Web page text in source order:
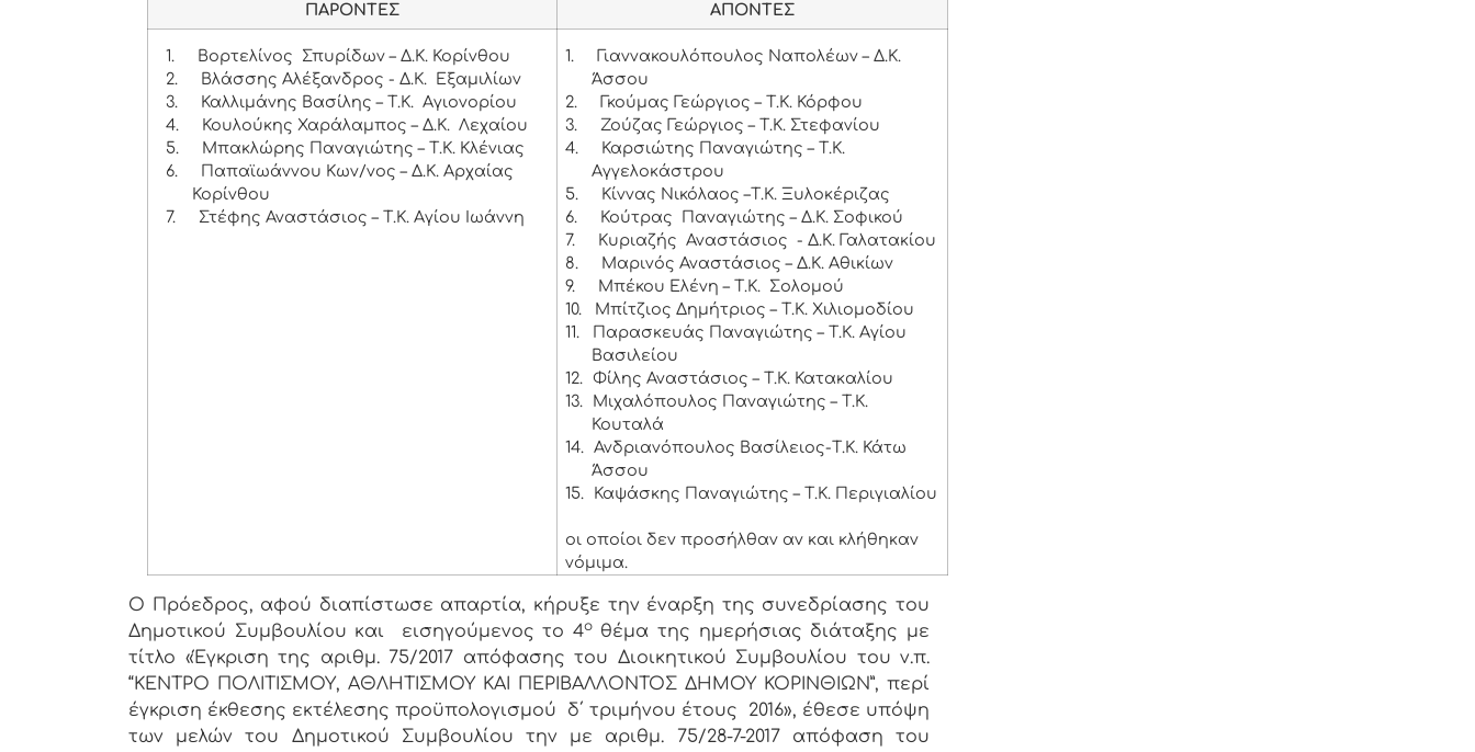
ΠΑΡΟΝΤΕΣ ΑΠΟΝΤΕΣ
1.
Βορτελίνος Σπυρίδων – Δ.Κ. Κορίνθου
2.
Βλάσσης Αλέξανδρος - Δ.Κ. Εξαμιλίων
3.
Καλλιμάνης Βασίλης – Τ.Κ. Αγιονορίου
4.
Κουλούκης Χαράλαμπος – Δ.Κ. Λεχαίου
5.
Μπακλώρης Παναγιώτης – Τ.Κ. Κλένιας
6.
Παπαϊωάννου Κων/νος – Δ.Κ. Αρχαίας
Κορίνθου
7.
Στέφης Αναστάσιος – Τ.Κ. Αγίου Ιωάννη
1.
Γιαννακουλόπουλος Ναπολέων – Δ.Κ.
Άσσου
2.
Γκούμας Γεώργιος – Τ.Κ. Κόρφου
3.
Ζούζας Γεώργιος – Τ.Κ. Στεφανίου
4.
Καρσιώτης Παναγιώτης – Τ.Κ.
Αγγελοκάστρου
5.
Κίννας Νικόλαος –Τ.Κ. Ξυλοκέριζας
6.
Κούτρας Παναγιώτης – Δ.Κ. Σοφικού
7.
Κυριαζής Αναστάσιος - Δ.Κ. Γαλατακίου
8.
Μαρινός Αναστάσιος – Δ.Κ. Αθικίων
9.
Μπέκου Ελένη – Τ.Κ. Σολομού
10.
Μπίτζιος Δημήτριος – Τ.Κ. Χιλιομοδίου
11.
Παρασκευάς Παναγιώτης – Τ.Κ. Αγίου
Βασιλείου
12. Φίλης Αναστάσιος – Τ.Κ. Κατακαλίου
13.
Μιχαλόπουλος Παναγιώτης – Τ.Κ.
Κουταλά
14. Ανδριανόπουλος Βασίλειος-Τ.Κ. Κάτω
Άσσου
15.
Καψάσκης Παναγιώτης – Τ.Κ. Περιγιαλίου
οι οποίοι δεν προσήλθαν αν και κλήθηκαν
νόμιμα.
Ο Πρόεδρος, αφού διαπίστωσε απαρτία, κήρυξε την έναρξη της συνεδρίασης του
Δημοτικού Συμβουλίου και εισηγούμενος το 4οθέμα της ημερήσιας διάταξης με
τίτλο «Έγκριση της αριθμ. 75/2017 απόφασης του Διοικητικού Συμβουλίου του ν.π.
“ΚΕΝΤΡΟ ΠΟΛΙΤΙΣΜΟΥ, ΑΘΛΗΤΙΣΜΟΥ ΚΑΙ ΠΕΡΙΒΑΛΛΟΝΤΟΣ ΔΗΜΟΥ ΚΟΡΙΝΘΙΩΝ”, περί
έγκριση έκθεσης εκτέλεσης προϋπολογισμού δ΄ τριμήνου έτους 2016», έθεσε υπόψη
των μελών του Δημοτικού Συμβουλίου την με αριθμ. 75/28-7-2017 απόφαση του